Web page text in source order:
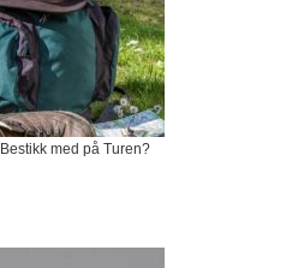
Bestikk med på Turen?